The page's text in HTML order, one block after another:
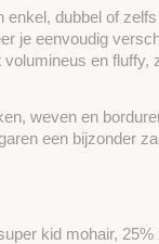
enkel, dubbel of
je eenvoudig
en fluffy,
weven en
een bijzonder
kid mohair, 25%